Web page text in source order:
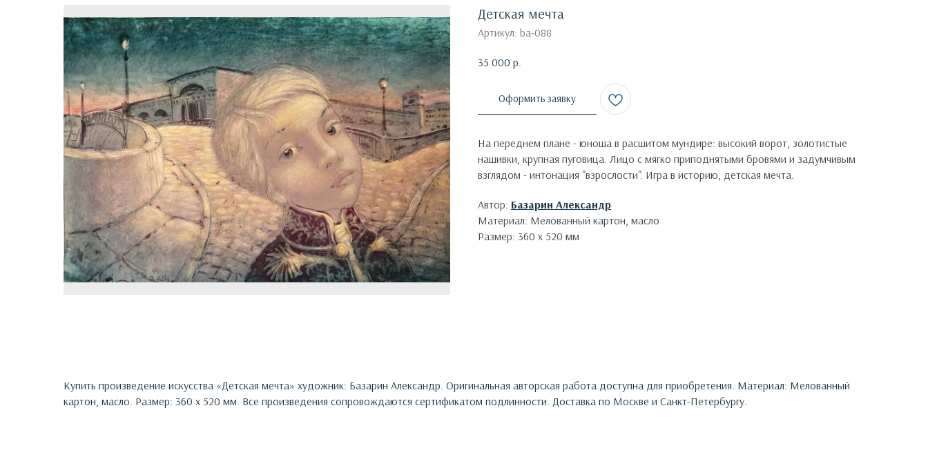
Детская мечта
Артикул: ba-088
35 000 р.
Оформить заявку
На переднем плане - юноша в расшитом мундире: высокий ворот, золотистые
нашивки, крупная пуговица. Лицо с мягко приподнятыми бровями и задумчивым
взглядом - интонация "взрослости". Игра в историю, детская мечта.
Автор: Базарин Александр
Материал: Мелованный картон, масло
Размер: 360 х 520 мм
Купить произведение искусства «Детская мечта» художник: Базарин Александр. Оригинальная авторская работа доступна для приобретения. Материал: Мелованный
картон, масло. Размер: 360 х 520 мм. Все произведения сопровождаются сертификатом подлинности. Доставка по Москве и Санкт-Петербургу.